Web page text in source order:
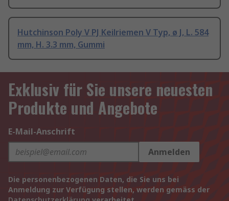
Hutchinson Poly V PJ Keilriemen V Typ, ø J, L. 584
mm, H. 3.3 mm, Gummi
Exklusiv für Sie unsere neuesten
Produkte und Angebote
E-Mail-Anschrift
Anmelden
Die personenbezogenen Daten, die Sie uns bei
Anmeldung zur Verfügung stellen, werden gemäss der